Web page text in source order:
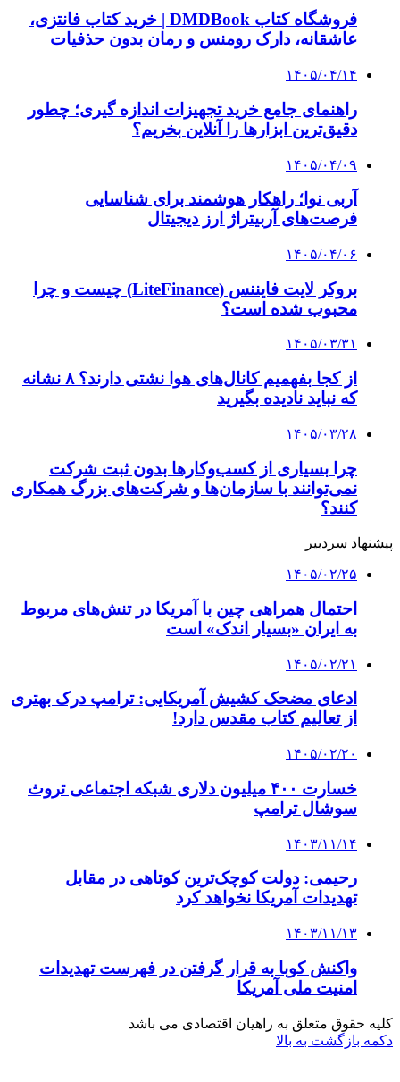
احتمال همراهی چین با آمریکا در تنش‌های مربوط
به ایران «بسیار اندک» است
۱۴۰۵/۰۲/۲۱
ادعای مضحک کشیش آمریکایی: ترامپ درک بهتری
از تعالیم کتاب مقدس دارد!
۱۴۰۵/۰۲/۲۰
خسارت ۴۰۰ میلیون دلاری شبکه اجتماعی تروث
سوشال ترامپ
۱۴۰۳/۱۱/۱۴
رحیمی: دولت کوچک‌ترین کوتاهی در مقابل
تهدیدات آمریکا نخواهد کرد
۱۴۰۳/۱۱/۱۳
واکنش کوبا به قرار گرفتن در فهرست تهدیدات
امنیت ملی آمریکا
کلیه حقوق متعلق به راهیان اقتصادی می باشد
دکمه بازگشت به بالا